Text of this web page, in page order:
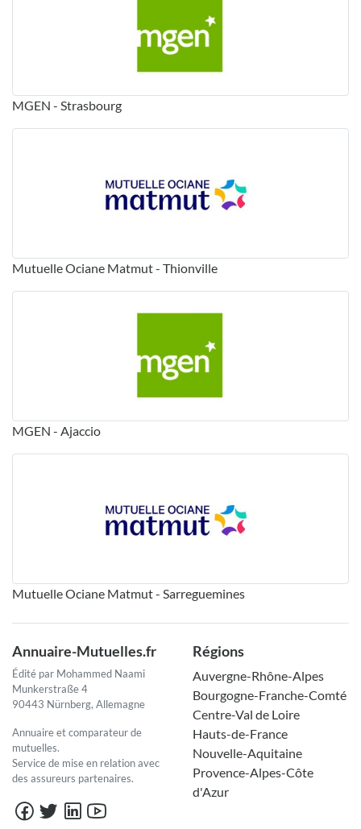
MGEN - Strasbourg
Mutuelle Ociane Matmut - Thionville
MGEN - Ajaccio
Mutuelle Ociane Matmut - Sarreguemines
Annuaire-Mutuelles.fr
Édité par Mohammed Naami
Munkerstraße 4
90443 Nürnberg, Allemagne
Annuaire et comparateur de
mutuelles.
Service de mise en relation avec
des assureurs partenaires.
Régions
Auvergne-Rhône-Alpes
Bourgogne-Franche-Comté
Centre-Val de Loire
Hauts-de-France
Nouvelle-Aquitaine
Provence-Alpes-Côte
d'Azur